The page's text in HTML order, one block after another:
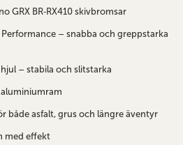
GRX BR‑RX410 skivbromsar
Performance – snabba och greppstarka
hjul – stabila och slitstarka
både asfalt, grus och längre äventyr
med effekt